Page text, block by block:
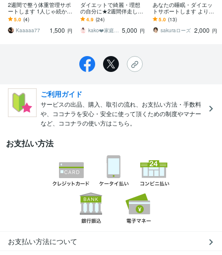
2週間で整う体重管理サポ
ートします 1人じゃ続かな
い人へ〜体重送るだけで
習慣化サポート
5.0 (4)
Kaaaaa77
1,500 円
ダイエットで綺麗・理想
の自分に★2週間伴走しま
す 飽き性、3日坊主、継続
苦手大歓迎！習慣を作り
モチベ維持♥
4.9 (24)
kako❤️家庭作業療法士☆ママに笑顔を 5,000 円
あなたの睡眠・ダイエッ
トサポートします より良
い睡眠とダイエットをス
ムーズに☆血糖値が高め
の方にも
5.0 (13)
sakuraローズ 2,000 円
ご利用ガイド
サービスの出品、購入、取引の流れ、お支払い方法・手数料
や、ココナラを安心・安全に使って頂くための制度やマナー
など、ココナラの使い方はこちら。
お支払い方法
お支払い方法について